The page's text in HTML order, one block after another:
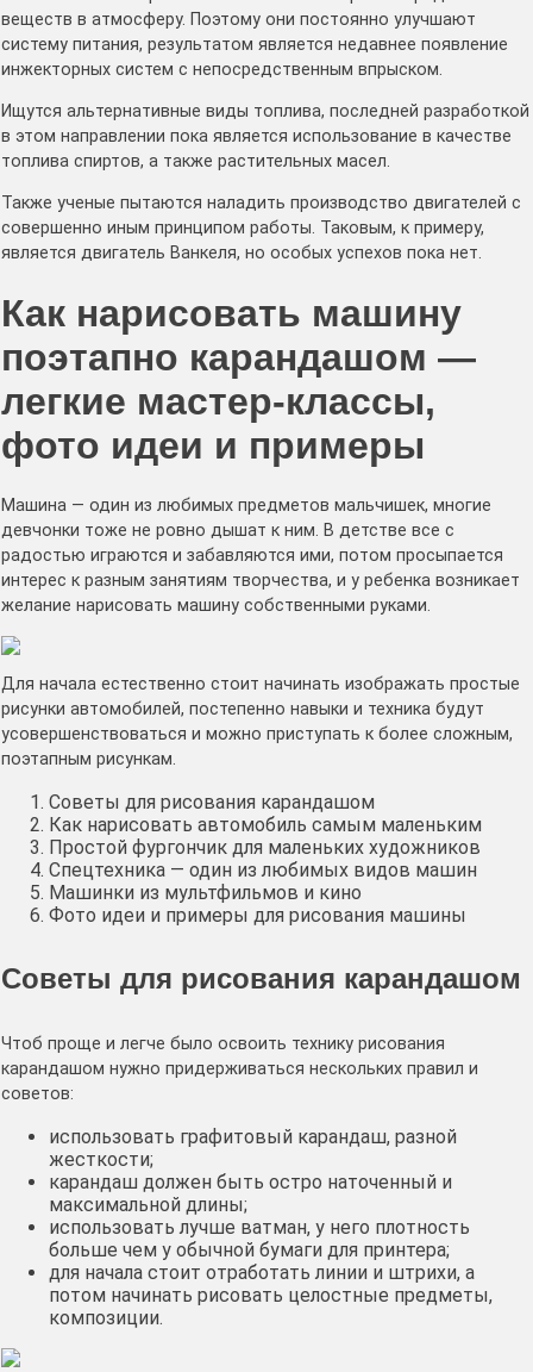
веществ в атмосферу. Поэтому они постоянно улучшают
систему питания, результатом является недавнее появление
инжекторных систем с непосредственным впрыском.
Ищутся альтернативные виды топлива, последней разработкой
в этом направлении пока является использование в качестве
топлива спиртов, а также растительных масел.
Также ученые пытаются наладить производство двигателей с
совершенно иным принципом работы. Таковым, к примеру,
является двигатель Ванкеля, но особых успехов пока нет.
Как нарисовать машину
поэтапно карандашом —
легкие мастер-классы,
фото идеи и примеры
Машина — один из любимых предметов мальчишек, многие
девчонки тоже не ровно дышат к ним. В детстве все с
радостью играются и забавляются ими, потом просыпается
интерес к разным занятиям творчества, и у ребенка возникает
желание нарисовать машину собственными руками.
Для начала естественно стоит начинать изображать простые
рисунки автомобилей, постепенно навыки и техника будут
усовершенствоваться и можно приступать к более сложным,
поэтапным рисункам.
Советы для рисования карандашом
Как нарисовать автомобиль самым маленьким
Простой фургончик для маленьких художников
Спецтехника — один из любимых видов машин
Машинки из мультфильмов и кино
Фото идеи и примеры для рисования машины
Советы для рисования карандашом
Чтоб проще и легче было освоить технику рисования
карандашом нужно придерживаться нескольких правил и
советов:
использовать графитовый карандаш, разной
жесткости;
карандаш должен быть остро наточенный и
максимальной длины;
использовать лучше ватман, у него плотность
больше чем у обычной бумаги для принтера;
для начала стоит отработать линии и штрихи, а
потом начинать рисовать целостные предметы,
композиции.